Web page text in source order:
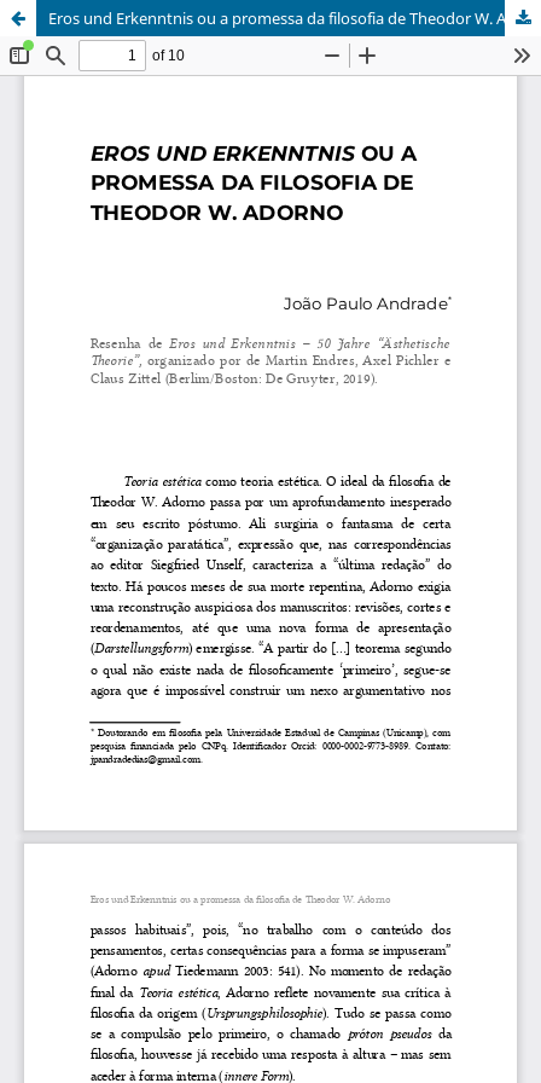
Eros und Erkenntnis ou a promessa da filosofia de Theodor W. Adorno